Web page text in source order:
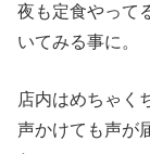
夜も定食やって
いてみる事に。
店内はめちゃく
声かけても声が